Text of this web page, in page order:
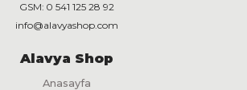
GSM: 0 541 125 28 92
info@alavyashop.com
Alavya Shop
Anasayfa